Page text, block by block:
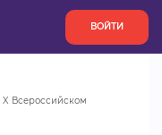
ВОЙТИ
Всероссийском